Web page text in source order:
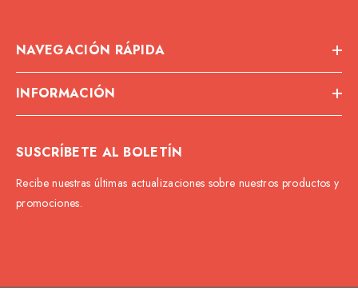
NAVEGACIÓN RÁPIDA
INFORMACIÓN
SUSCRÍBETE AL BOLETÍN
Recibe nuestras últimas actualizaciones sobre nuestros productos y
promociones.